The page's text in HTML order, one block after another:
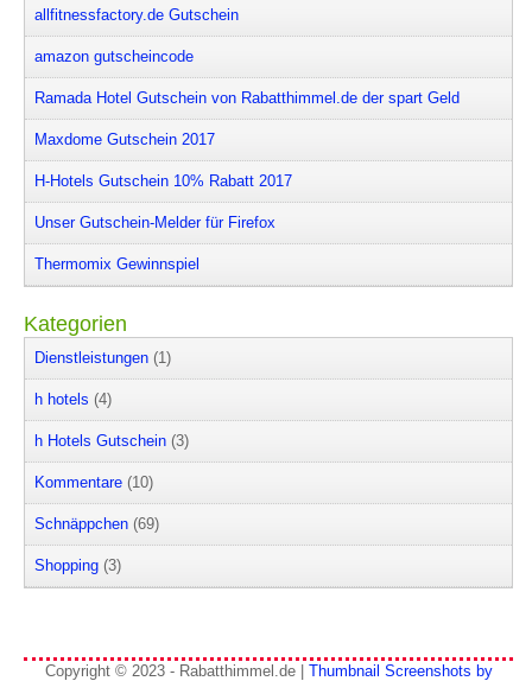
allfitnessfactory.de Gutschein
amazon gutscheincode
Ramada Hotel Gutschein von Rabatthimmel.de der spart Geld
Maxdome Gutschein 2017
H-Hotels Gutschein 10% Rabatt 2017
Unser Gutschein-Melder für Firefox
Thermomix Gewinnspiel
Kategorien
Dienstleistungen (1)
h hotels (4)
h Hotels Gutschein (3)
Kommentare (10)
Schnäppchen (69)
Shopping (3)
Copyright © 2023 - Rabatthimmel.de | Thumbnail Screenshots by